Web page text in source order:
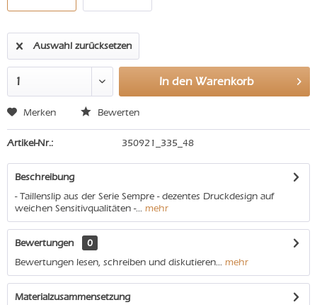
Auswahl zurücksetzen
In den Warenkorb
Merken Bewerten
Artikel-Nr.: 350921_335_48
Beschreibung
- Taillenslip aus der Serie Sempre - dezentes Druckdesign auf
weichen Sensitivqualitäten -... mehr
Bewertungen
0
Bewertungen lesen, schreiben und diskutieren... mehr
Materialzusammensetzung